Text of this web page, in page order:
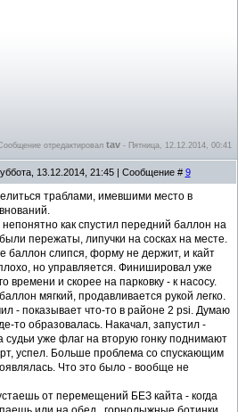
отредактировал tav - Пятница, 12.12.2014, 00:41
13.12.2014, 21:45 | Сообщение # 9
траблами, имевшими место в
непонятно как спустил передний баллон на
пережаты, липучки на сосках на месте.
баллон слипся, форму не держит, и кайт
но управляется. Финишировал уже
времени и скорее на парковку - к насосу.
мягкий, продавливается рукой легко.
- показывает что-то в районе 2 psi. Думаю
то образовалась. Накачал, запустил -
судьи уже флаг на вторую гонку поднимают
успел. Больше проблема со спускающим
Что это было - вообще не
от перемещений БЕЗ кайта - когда